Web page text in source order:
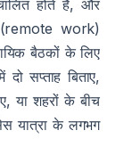
होते हैं, और
(remote work)
बैठकों के लिए
सप्ताह बिताए,
या शहरों के बीच
यात्रा के लगभग